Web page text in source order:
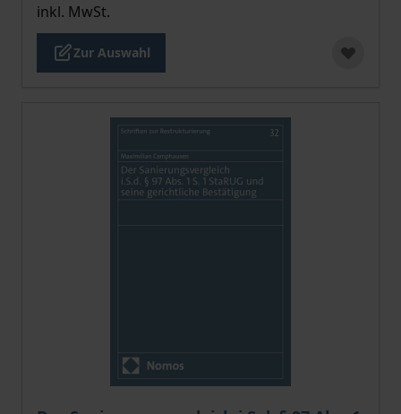
inkl. MwSt.
Zur Auswahl
Der Preis dieses Titels richtet sich nach der